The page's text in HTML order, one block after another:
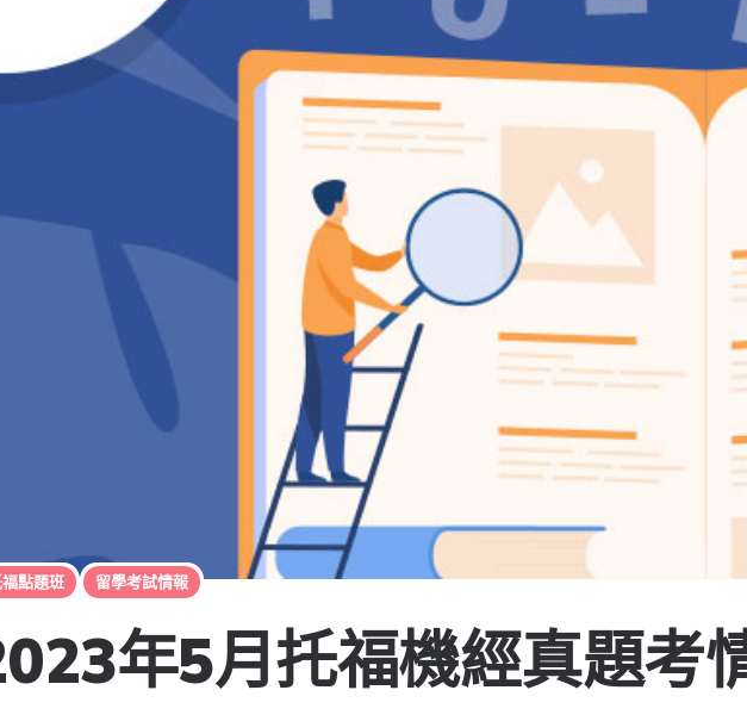
點題班 留學考試情報
年5月托福機經真題考